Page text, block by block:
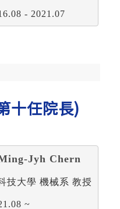
- 2021.07
十任院長)
Jyh Chern
技大學 機械系 教授
~